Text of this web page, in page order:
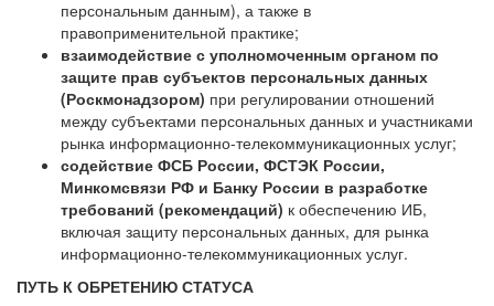
персональным данным), а также в
правоприменительной практике;
взаимодействие с уполномоченным органом по
защите прав субъектов персональных данных
(Роскмонадзором) при регулировании отношений
между субъектами персональных данных и участниками
рынка информационно-телекоммуникационных услуг;
содействие ФСБ России, ФСТЭК России,
Минкомсвязи РФ и Банку России в разработке
требований (рекомендаций) к обеспечению ИБ,
включая защиту персональных данных, для рынка
информационно-телекоммуникационных услуг.
ПУТЬ К ОБРЕТЕНИЮ СТАТУСА